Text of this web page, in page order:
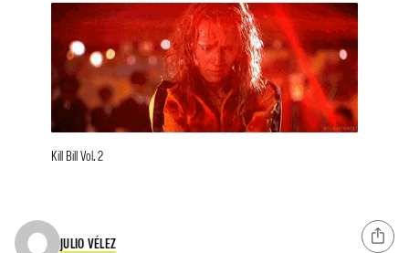
Kill Bill Vol. 2
JULIO VÉLEZ